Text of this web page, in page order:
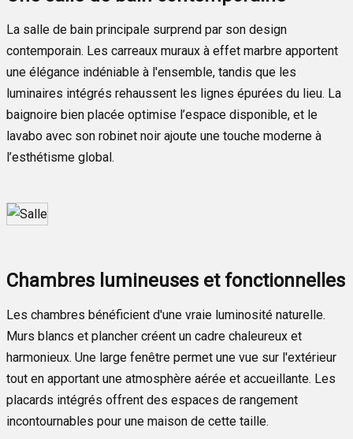
La salle de bain principale surprend par son design
contemporain. Les carreaux muraux à effet marbre apportent
une élégance indéniable à l'ensemble, tandis que les
luminaires intégrés rehaussent les lignes épurées du lieu. La
baignoire bien placée optimise l’espace disponible, et le
lavabo avec son robinet noir ajoute une touche moderne à
l’esthétisme global.
Chambres lumineuses et fonctionnelles
Les chambres bénéficient d'une vraie luminosité naturelle.
Murs blancs et plancher créent un cadre chaleureux et
harmonieux. Une large fenêtre permet une vue sur l'extérieur
tout en apportant une atmosphère aérée et accueillante. Les
placards intégrés offrent des espaces de rangement
incontournables pour une maison de cette taille.